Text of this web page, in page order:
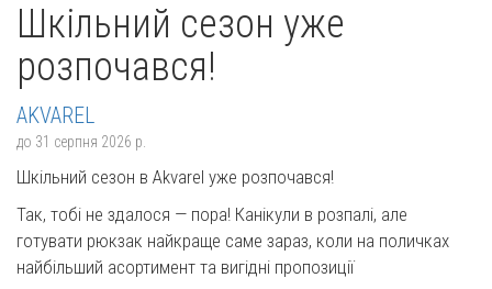
Шкільний сезон уже
розпочався!
AKVAREL
до 31 серпня 2026 р.
Шкільний сезон в Akvarel уже розпочався!
Так, тобі не здалося — пора! Канікули в розпалі, але
готувати рюкзак найкраще саме зараз, коли на поличках
найбільший асортимент та вигідні пропозиції